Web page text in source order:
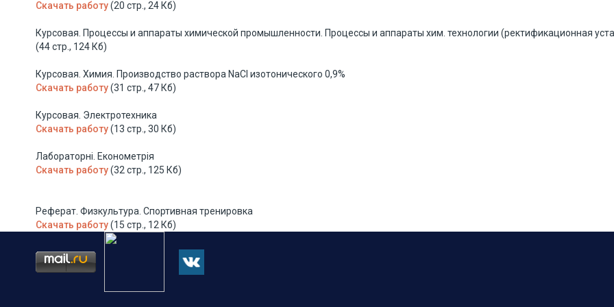
Скачать работу(20 стр., 24 Кб)
Курсовая. Процессы и аппараты химической промышленности. Процессы и аппараты хим. технологии (ректификационная
(44 стр., 124 Кб)
Курсовая. Химия. Производство раствора NaCl изотонического 0,9%
Скачать работу(31 стр., 47 Кб)
Курсовая. Электротехника
Скачать работу(13 стр., 30 Кб)
Лабораторні. Економетрія
Скачать работу(32 стр., 125 Кб)
Реферат. Физкультура. Спортивная тренировка
Скачать работу(15 стр., 12 Кб)